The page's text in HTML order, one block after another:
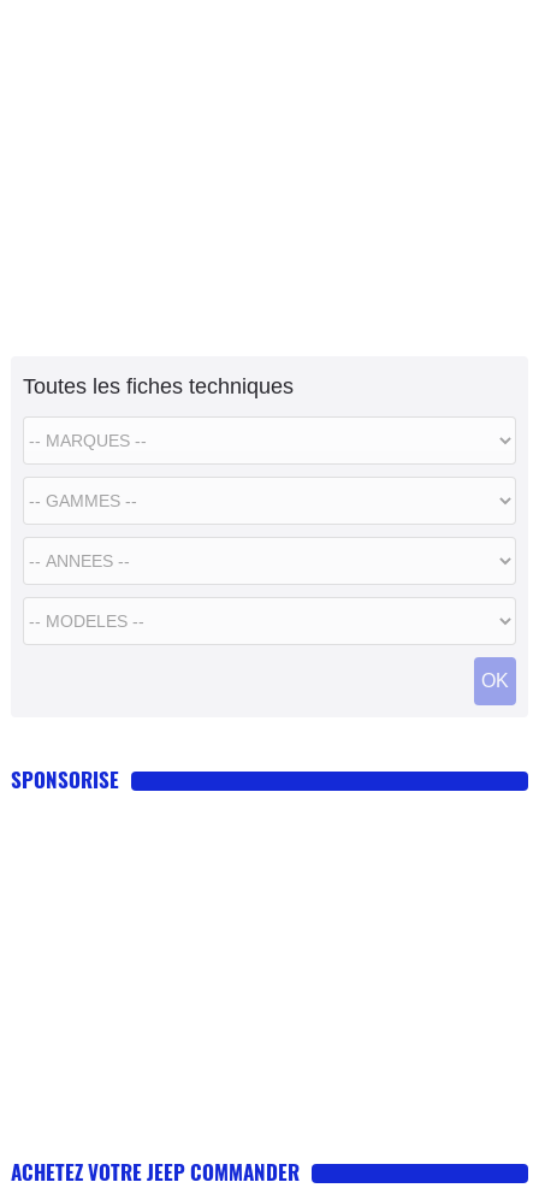
Toutes les fiches techniques
SPONSORISE
ACHETEZ VOTRE JEEP COMMANDER